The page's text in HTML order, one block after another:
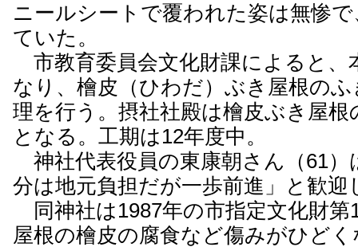
ニールシートで覆われた姿は無惨
ていた。
市教育委員会文化財課によると、
なり、檜皮（ひわだ）ぶき屋根の
理を行う。摂社社殿は檜皮ぶき屋
となる。工期は12年度中。
神社代表役員の東康朝さん（61）
分は地元負担だが一歩前進」と歓迎
同神社は1987年の市指定文化財第
屋根の檜皮の腐食など傷みがひど